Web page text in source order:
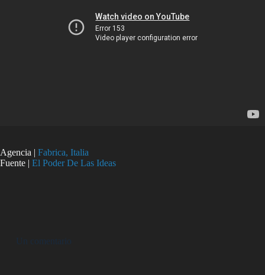
Agencia | Fabrica, Italia
Fuente | El Poder De Las Ideas
Un comentario